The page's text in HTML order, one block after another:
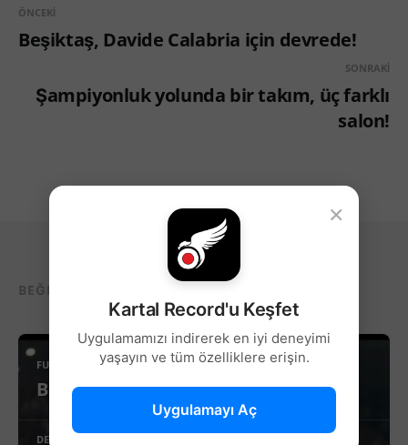
ÖNCEKI
Beşiktaş, Davide Calabria için devrede!
SONRAKI
Şampiyonluk yolunda bir takım, üç farklı
salon!
BEĞENEBILECEĞIN DIĞER YAZILAR...
FUTBOL
Beşiktaş’ta Sağ Kanat İçin Yeni Aday!
DEVAMINI OKU
×
Kartal Record'u Keşfet
Uygulamamızı indirerek en iyi deneyimi
yaşayın ve tüm özelliklere erişin.
Uygulamayı Aç